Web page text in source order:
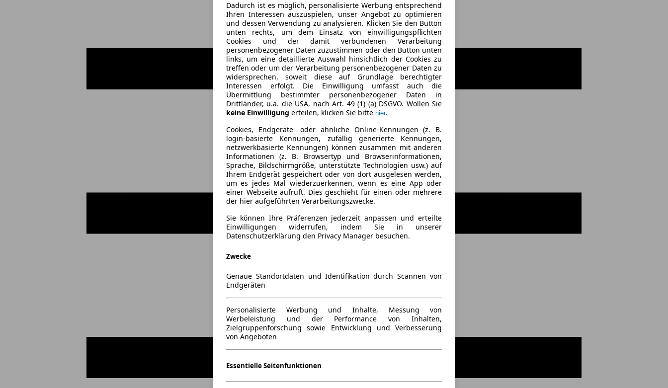
Dadurch ist es möglich, personalisierte Werbung entsprechend
Ihren Interessen auszuspielen, unser Angebot zu optimieren
und dessen Verwendung zu analysieren. Klicken Sie den Button
unten rechts, um dem Einsatz von einwilligungspflichten
Cookies und der damit verbundenen Verarbeitung
personenbezogener Daten zuzustimmen oder den Button unten
links, um eine detaillierte Auswahl hinsichtlich der Cookies zu
treffen oder um der Verarbeitung personenbezogener Daten zu
widersprechen, soweit diese auf Grundlage berechtigter
Interessen erfolgt. Die Einwilligung umfasst auch die
Übermittlung bestimmter personenbezogener Daten in
Drittländer, u.a. die USA, nach Art. 49 (1) (a) DSGVO. Wollen Sie
keine Einwilligung erteilen, klicken Sie bitte hier.
Cookies, Endgeräte- oder ähnliche Online-Kennungen (z. B.
login-basierte Kennungen, zufällig generierte Kennungen,
netzwerkbasierte Kennungen) können zusammen mit anderen
Informationen (z. B. Browsertyp und Browserinformationen,
Sprache, Bildschirmgröße, unterstützte Technologien usw.) auf
Ihrem Endgerät gespeichert oder von dort ausgelesen werden,
um es jedes Mal wiederzuerkennen, wenn es eine App oder
einer Webseite aufruft. Dies geschieht für einen oder mehrere
der hier aufgeführten Verarbeitungszwecke.
Sie können Ihre Präferenzen jederzeit anpassen und erteilte
Einwilligungen widerrufen, indem Sie in unserer
Datenschutzerklärung den Privacy Manager besuchen.
Zwecke
Genaue Standortdaten und Identifikation durch Scannen von
Endgeräten
Personalisierte Werbung und Inhalte, Messung von
Werbeleistung und der Performance von Inhalten,
Zielgruppenforschung sowie Entwicklung und Verbesserung
von Angeboten
Essentielle Seitenfunktionen